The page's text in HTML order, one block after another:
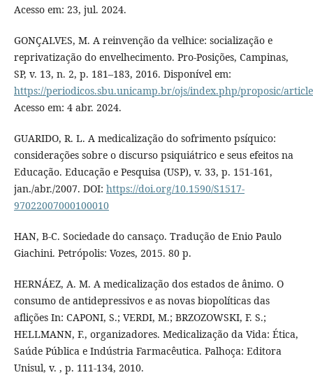
Acesso em: 23, jul. 2024.
GONÇALVES, M. A reinvenção da velhice: socialização e
reprivatização do envelhecimento. Pro-Posições, Campinas,
SP, v. 13, n. 2, p. 181–183, 2016. Disponível em:
https://periodicos.sbu.unicamp.br/ojs/index.php/proposic/
Acesso em: 4 abr. 2024.
GUARIDO, R. L. A medicalização do sofrimento psíquico:
considerações sobre o discurso psiquiátrico e seus efeitos na
Educação. Educação e Pesquisa (USP), v. 33, p. 151-161,
jan./abr./2007. DOI: https://doi.org/10.1590/S1517-
97022007000100010
HAN, B-C. Sociedade do cansaço. Tradução de Enio Paulo
Giachini. Petrópolis: Vozes, 2015. 80 p.
HERNÁEZ, A. M. A medicalização dos estados de ânimo. O
consumo de antidepressivos e as novas biopolíticas das
aflições In: CAPONI, S.; VERDI, M.; BRZOZOWSKI, F. S.;
HELLMANN, F., organizadores. Medicalização da Vida: Ética,
Saúde Pública e Indústria Farmacêutica. Palhoça: Editora
Unisul, v. , p. 111-134, 2010.